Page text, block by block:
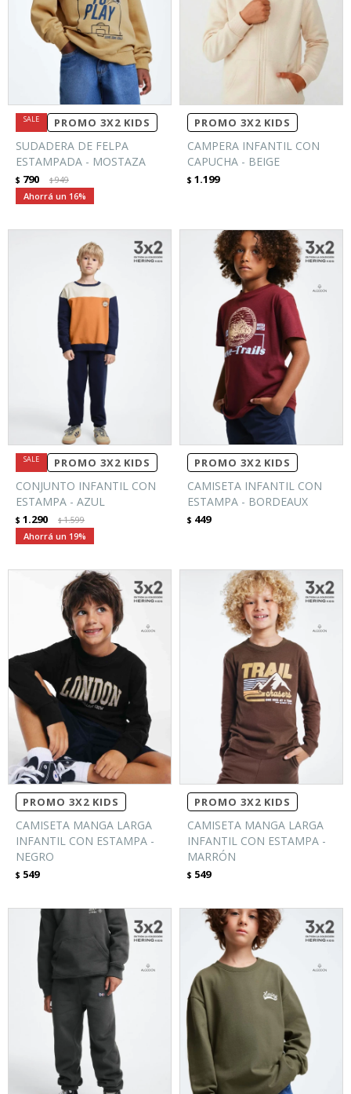
PROMO 3X2 KIDS
SUDADERA DE FELPA
ESTAMPADA - MOSTAZA
$ 790 $949
16
PROMO 3X2 KIDS
CAMPERA INFANTIL CON
CAPUCHA - BEIGE
$ 1.199
PROMO 3X2 KIDS
CONJUNTO INFANTIL CON
ESTAMPA - AZUL
$ 1.290 $1.599
19
PROMO 3X2 KIDS
CAMISETA INFANTIL CON
ESTAMPA - BORDEAUX
$ 449
PROMO 3X2 KIDS
CAMISETA MANGA LARGA
INFANTIL CON ESTAMPA -
NEGRO
$ 549
PROMO 3X2 KIDS
CAMISETA MANGA LARGA
INFANTIL CON ESTAMPA -
MARRÓN
$ 549